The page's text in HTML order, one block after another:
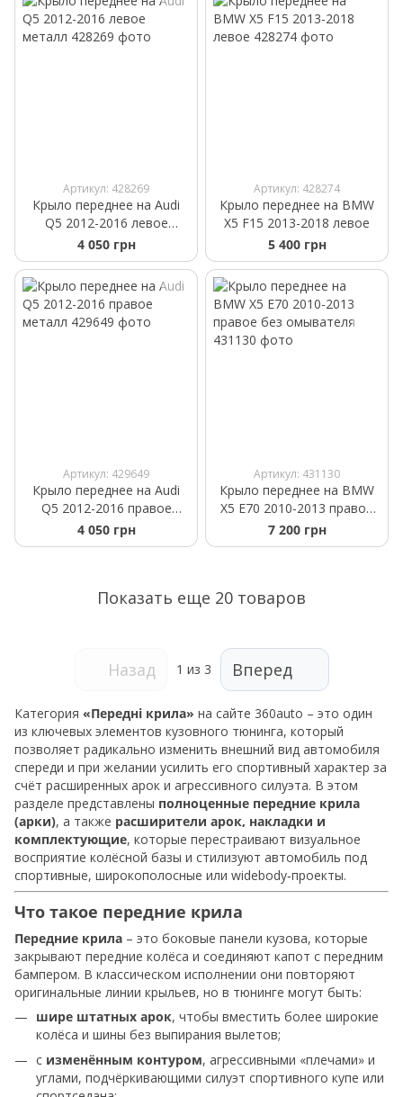
Артикул: 428269
Крыло переднее на Audi
Q5 2012-2016 левое
металл
4 050 грн
Артикул: 428274
Крыло переднее на BMW
X5 F15 2013-2018 левое
5 400 грн
Артикул: 429649
Крыло переднее на Audi
Q5 2012-2016 правое
металл
4 050 грн
Артикул: 431130
Крыло переднее на BMW
X5 E70 2010-2013 правое
без омывателя
7 200 грн
Показать еще 20 товаров
Назад 1 из 3 Вперед
Категория «Передні крила» на сайте 360auto – это один
из ключевых элементов кузовного тюнинга, который
позволяет радикально изменить внешний вид автомобиля
спереди и при желании усилить его спортивный характер за
счёт расширенных арок и агрессивного силуэта. В этом
разделе представлены полноценные передние крила
(арки), а также расширители арок, накладки и
комплектующие, которые перестраивают визуальное
восприятие колёсной базы и стилизуют автомобиль под
спортивные, широкополосные или widebody‑проекты.
Что такое передние крила
Передние крила – это боковые панели кузова, которые
закрывают передние колёса и соединяют капот с передним
бампером. В классическом исполнении они повторяют
оригинальные линии крыльев, но в тюнинге могут быть:
шире штатных арок, чтобы вместить более широкие
колёса и шины без выпирания вылетов;
с изменённым контуром, агрессивными «плечами» и
углами, подчёркивающими силуэт спортивного купе или